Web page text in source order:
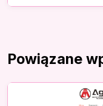
Powiązane